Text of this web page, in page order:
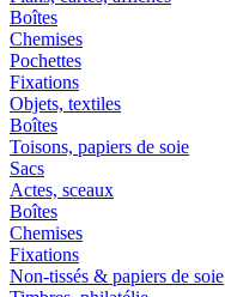
Boîtes
Chemises
Pochettes
Fixations
Objets, textiles
Boîtes
Toisons, papiers de soie
Sacs
Actes, sceaux
Boîtes
Chemises
Fixations
Non-tissés & papiers de soie